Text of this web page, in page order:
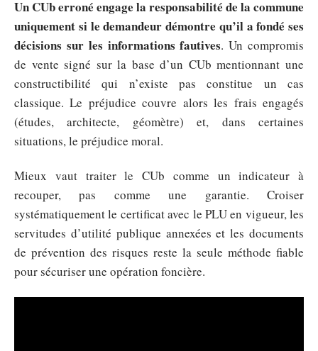
Un CUb erroné engage la responsabilité de la commune
uniquement si le demandeur démontre qu’il a fondé ses
décisions sur les informations fautives. Un compromis
de vente signé sur la base d’un CUb mentionnant une
constructibilité qui n’existe pas constitue un cas
classique. Le préjudice couvre alors les frais engagés
(études, architecte, géomètre) et, dans certaines
situations, le préjudice moral.
Mieux vaut traiter le CUb comme un indicateur à
recouper, pas comme une garantie. Croiser
systématiquement le certificat avec le PLU en vigueur, les
servitudes d’utilité publique annexées et les documents
de prévention des risques reste la seule méthode fiable
pour sécuriser une opération foncière.